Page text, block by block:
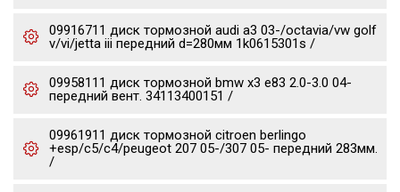
09916711 диск тормозной audi a3 03-/octavia/vw golf
v/vi/jetta iii передний d=280мм 1k0615301s /
09958111 диск тормозной bmw x3 e83 2.0-3.0 04-
передний вент. 34113400151 /
09961911 диск тормозной citroen berlingo
+esp/c5/c4/peugeot 207 05-/307 05- передний 283мм.
/